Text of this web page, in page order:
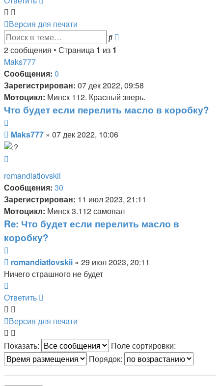
Версия для печати
Поиск
2 сообщения • Страница 1 из 1
Maks777
Сообщения: 0
Зарегистрирован: 07 дек 2022, 09:58
Мотоцикл: Минск 112. Красный зверь.
Что будет если перелить масло в коробку?
Сообщение
Maks777 » 07 дек 2022, 10:06
началу
romandiatlovskii
Сообщения: 30
Зарегистрирован: 11 июл 2023, 21:11
Мотоцикл: Минск 3.112 самопал
Re: Что будет если перелить масло в
коробку?
Сообщение
romandiatlovskii » 29 июл 2023, 20:11
Ничего страшного не будет
к
началу
Ответить
Версия для печати
Показать:
Поле сортировки:
Порядок: